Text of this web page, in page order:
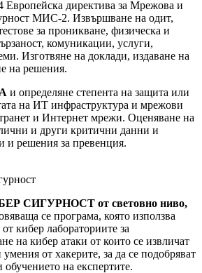
Европейска директива за Мрежова и
МИС-2. Извършване на одит,
за проникване, физическа и
комуникации, услуги,
Изготвяне на доклади, издаване на
на решения.
и определяне степента на защита или
на ИТ инфраструктура и мрежови
и Интернет мрежи. Оценяване на
и други критични данни и
и решения за превенция.
СИГУРНОСТ от световно ниво,
се програма, която използва
кибер лабораториите за
на кибер атаки от които се извличат
от хакерите, за да се подобряват
обучението на експертите.